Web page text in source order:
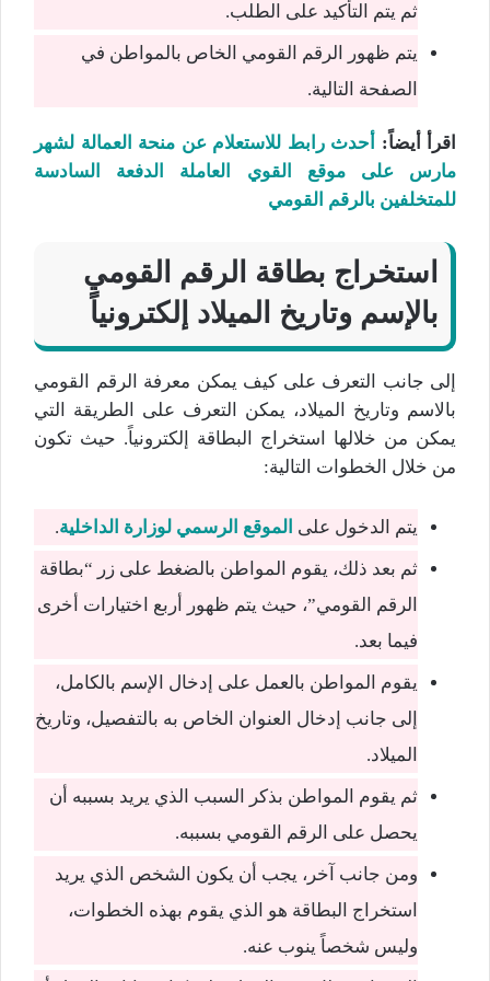
ثم يتم التأكيد على الطلب.
يتم ظهور الرقم القومي الخاص بالمواطن في
الصفحة التالية.
اقرأ أيضاً:
أحدث رابط للاستعلام عن منحة العمالة لشهر
مارس على موقع القوي العاملة الدفعة السادسة
للمتخلفين بالرقم القومي
استخراج بطاقة الرقم القومي
بالإسم وتاريخ الميلاد إلكترونياً
إلى جانب التعرف على كيف يمكن معرفة الرقم القومي
بالاسم وتاريخ الميلاد، يمكن التعرف على الطريقة التي
يمكن من خلالها استخراج البطاقة إلكترونياً. حيث تكون
من خلال الخطوات التالية:
يتم الدخول على الموقع الرسمي لوزارة الداخلية.
ثم بعد ذلك، يقوم المواطن بالضغط على زر “بطاقة
الرقم القومي”، حيث يتم ظهور أربع اختيارات أخرى
فيما بعد.
يقوم المواطن بالعمل على إدخال الإسم بالكامل،
إلى جانب إدخال العنوان الخاص به بالتفصيل، وتاريخ
الميلاد.
ثم يقوم المواطن بذكر السبب الذي يريد بسببه أن
يحصل على الرقم القومي بسببه.
ومن جانب آخر، يجب أن يكون الشخص الذي يريد
استخراج البطاقة هو الذي يقوم بهذه الخطوات،
وليس شخصاً ينوب عنه.